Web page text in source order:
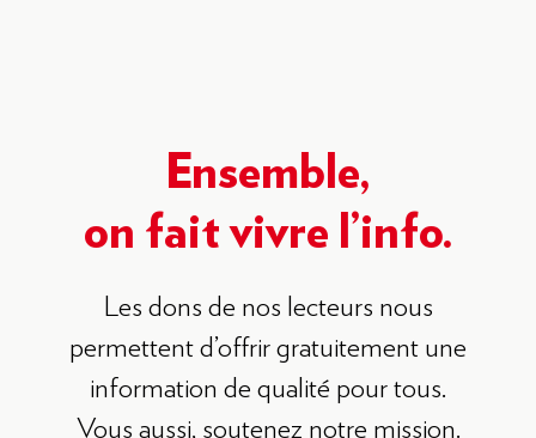
Ensemble,
on fait vivre l’info.
Les dons de nos lecteurs nous
permettent d’offrir gratuitement une
information de qualité pour tous.
Vous aussi, soutenez notre mission.